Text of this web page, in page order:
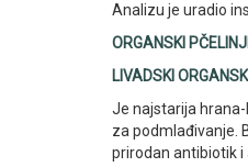
Analizu je uradio
ORGANSKI
LIVADSKI
Je najstarija hrana-
za podmlađivanje.
prirodan antibiotik i